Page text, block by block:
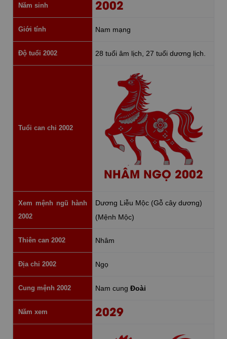
Năm sinh 2002
Giới tính Nam mạng
Độ tuổi 2002 28 tuổi âm lịch, 27 tuổi dương lịch.
Tuổi can chi 2002
NHÂM NGỌ 2002
Xem mệnh ngũ hành
2002
Dương Liễu Mộc (Gỗ cây dương)
(Mệnh Mộc)
Thiên can 2002 Nhâm
Địa chi 2002 Ngọ
Cung mệnh 2002 Nam cung Đoài
Năm xem 2029